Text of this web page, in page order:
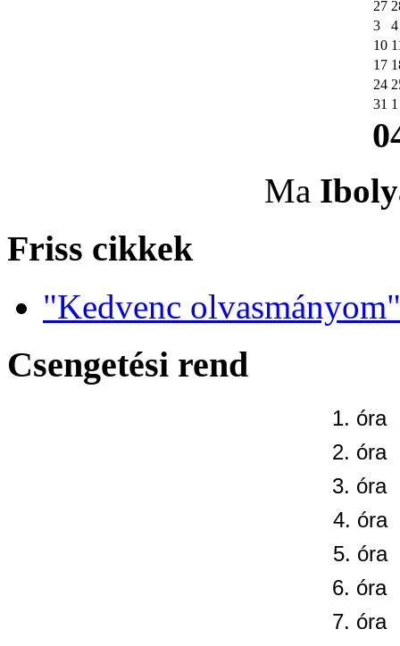
27
3
4
10
17
24
31 1
Ma
Friss cikkek
"Kedvenc
Csengetési rend
1. óra
2. óra
3. óra
4. óra
5.
6. óra
7. óra